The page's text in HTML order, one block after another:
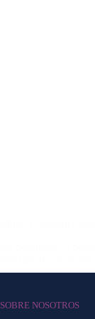
Ana García
SOBRE NOSOTROS